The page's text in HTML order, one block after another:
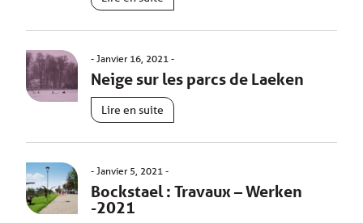
Janvier 16, 2021
Neige sur les parcs de Laeken
Lire en suite
Janvier 5, 2021
Bockstael : Travaux – Werken
-2021